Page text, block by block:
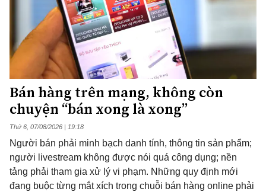
Bán hàng trên mạng, không còn
chuyện “bán xong là xong”
Thứ 6, 07/08/2026 | 19:18
Người bán phải minh bạch danh tính, thông tin sản phẩm;
người livestream không được nói quá công dụng; nền
tảng phải tham gia xử lý vi phạm. Những quy định mới
đang buộc từng mắt xích trong chuỗi bán hàng online phải